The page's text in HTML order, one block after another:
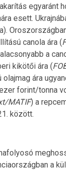
egyaránt
esett.
canola ára (
a
kikötői ára (
ára
forint/tonna
MATIF) a
között.
a